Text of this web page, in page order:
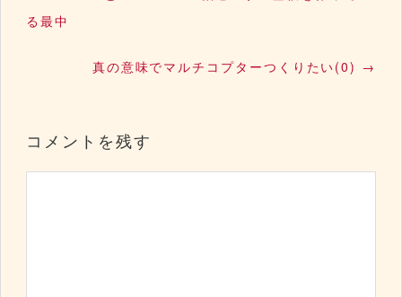
る最中
真の意味でマルチコプターつくりたい(0) →
コメントを残す